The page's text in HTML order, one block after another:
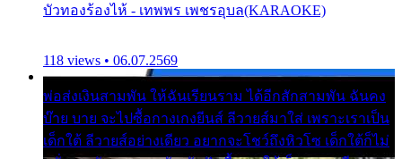
บัวทองร้องไห้ - เทพพร เพชรอุบล(KARAOKE)
118 views • 06.07.2569
พ่อส่งเงินสามพัน ให้ฉันเรียนราม ได้อีกสักสามพัน ฉันคง
บ๊าย บาย จะไปซื้อกางเกงยีนส์ ลีวายส์มาใส่ เพราะเราเป็น
เด็กใต้ ลีวายส์อย่างเดียว อยากจะโชว์ถึงหิวโซ เด็กใต้ก็ไม่